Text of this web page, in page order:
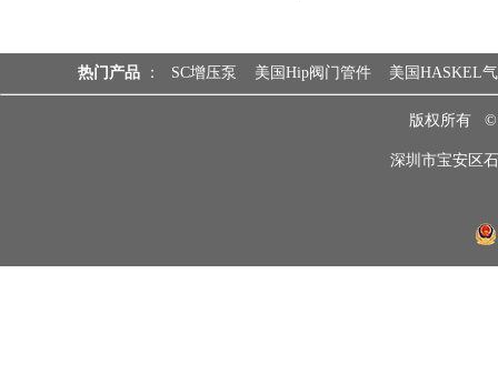
热门产品 ： SC增压泵 美国Hip阀门管件 美国HASKEL
版权所有
深圳市宝安区